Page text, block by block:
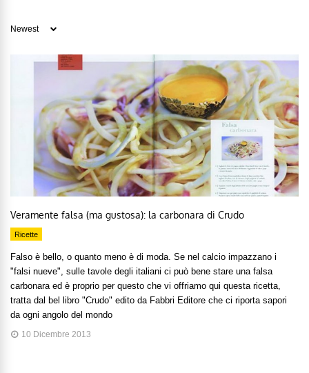
Veramente falsa (ma gustosa): la carbonara di Crudo
Ricette
Falso è bello, o quanto meno è di moda. Se nel calcio impazzano i
"falsi nueve", sulle tavole degli italiani ci può bene stare una falsa
carbonara ed è proprio per questo che vi offriamo qui questa ricetta,
tratta dal bel libro "Crudo" edito da Fabbri Editore che ci riporta sapori
da ogni angolo del mondo
10 Dicembre 2013